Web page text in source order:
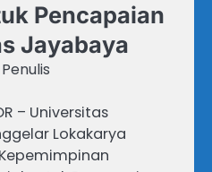
Pencapaian
Jayabaya
Penulis
– Universitas
Lokakarya